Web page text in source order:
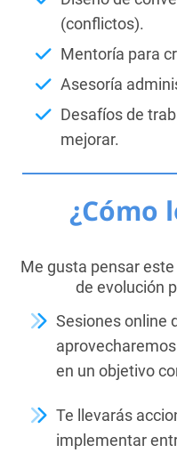
(conflictos).
Mentoría para
Asesoría
Desafíos de
mejorar.
¿Cómo
Me gusta pensar
de evolución
Sesiones online
en un objetivo
Te llevarás
implementar